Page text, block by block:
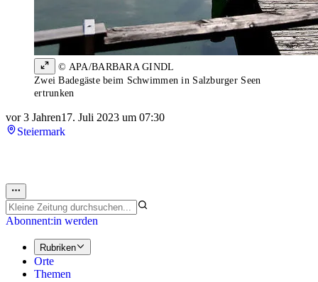
© APA/BARBARA GINDL
Zwei Badegäste beim Schwimmen in Salzburger Seen
ertrunken
vor 3 Jahren17. Juli 2023 um 07:30
Steiermark
Abonnent:in werden
Rubriken
Orte
Themen